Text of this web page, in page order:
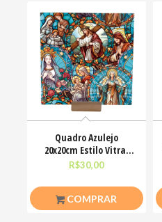
Quadro Azulejo
20x20cm Estilo Vitral
Arte Sacra Jesus
R$30,00
COMPRAR